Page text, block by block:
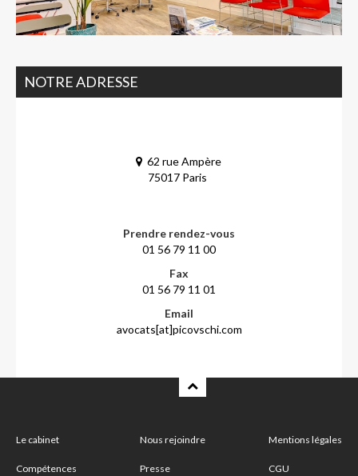
NOTRE ADRESSE
62 rue Ampère
75017 Paris
Prendre rendez-vous
01 56 79 11 00
Fax
01 56 79 11 01
Email
avocats[at]picovschi.com
Le cabinet
Compétences
Nous rejoindre
Presse
Mentions légales
CGU